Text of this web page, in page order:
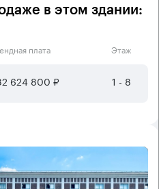
в этом здании:
плата Этаж
624 800 ₽ 1 - 8